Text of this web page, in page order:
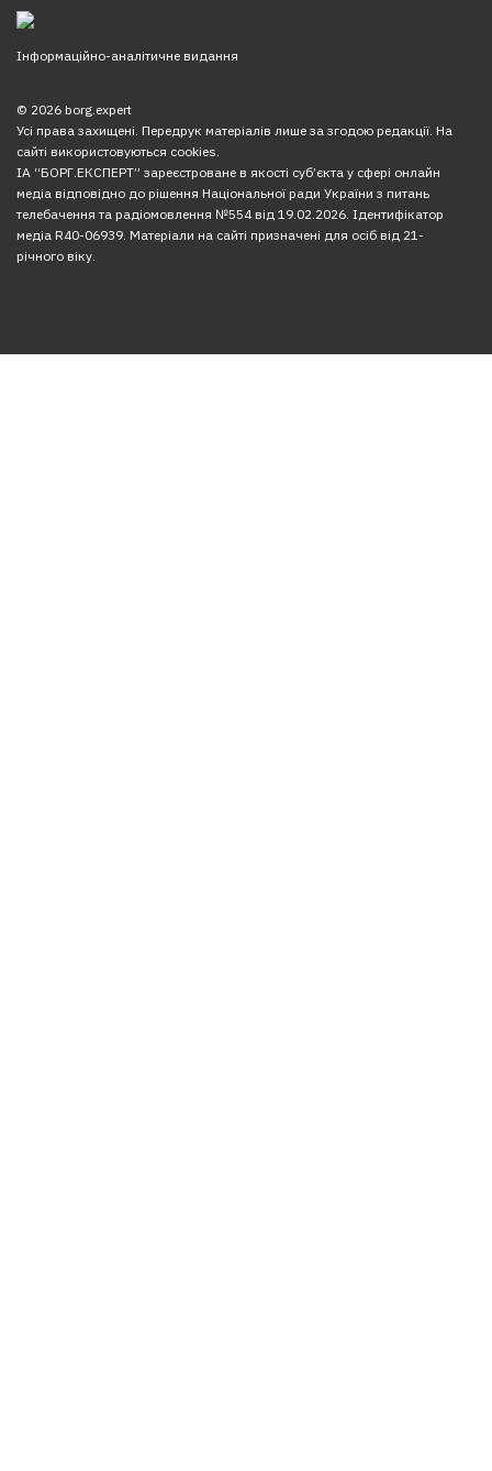
Інформаційно-аналітичне видання
© 2026 borg.expert
Усі права захищені. Передрук матеріалів лише за згодою редакції. На
сайті використовуються cookies.
ІА “БОРГ.ЕКСПЕРТ” зареєстроване в якості суб’єкта у сфері онлайн
медіа відповідно до рішення Національної ради України з питань
телебачення та радіомовлення №554 від 19.02.2026. Ідентифікатор
медіа R40-06939. Матеріали на сайті призначені для осіб від 21-
річного віку.